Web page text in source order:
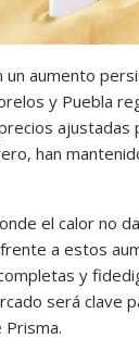
aumento
y Puebla
ajustadas
han
el calor no
a estos
y
será clave
Prisma.